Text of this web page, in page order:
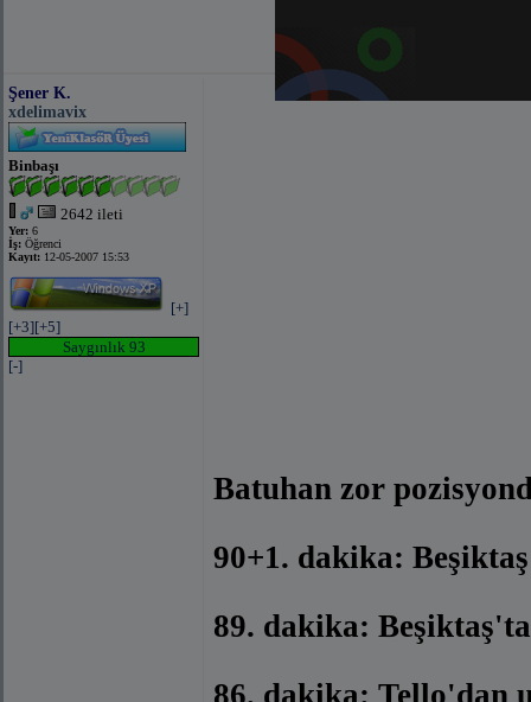
Şener K.
xdelimavix
Binbaşı
2642 ileti
Yer: 6
İş: Öğrenci
Kayıt: 12-05-2007 15:53
[+]
[+3][+5]
Saygınlık 93
[-]
Batuhan zor
90+1. dakika:
89. dakika:
86. dakika: Tello'dan